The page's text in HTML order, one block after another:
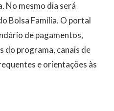
No mesmo dia será
Bolsa Família. O portal
de pagamentos,
do programa, canais de
e orientações às